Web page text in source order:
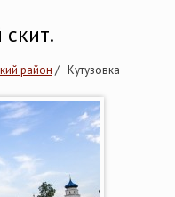
скит.
район / Кутузовка